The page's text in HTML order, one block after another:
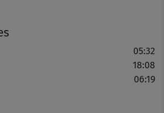
sondern trainierst vor allem
durch. Im Mittelpunkt steht
Bewegung - bei der
sympathischen Art des Trainers
05:32
18:08
06:19